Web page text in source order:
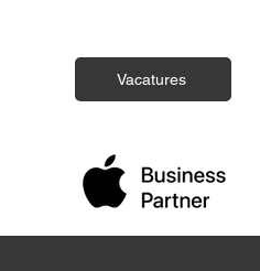
Vacatures